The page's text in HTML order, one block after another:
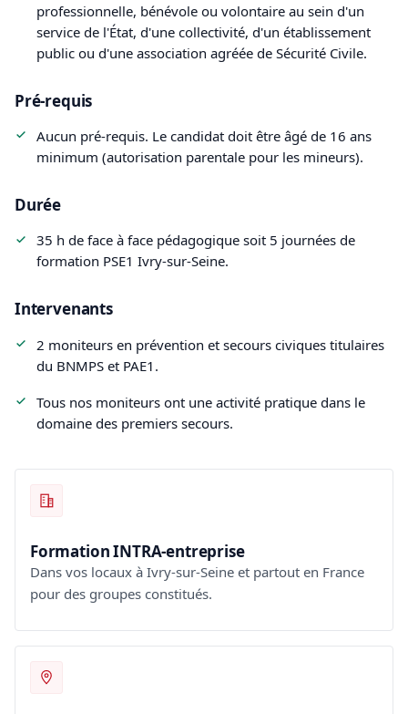
professionnelle, bénévole ou volontaire au sein d'un
service de l'État, d'une collectivité, d'un établissement
public ou d'une association agréée de Sécurité Civile.
Pré-requis
Aucun pré-requis. Le candidat doit être âgé de 16 ans
minimum (autorisation parentale pour les mineurs).
Durée
35 h de face à face pédagogique soit 5 journées de
formation PSE1 Ivry-sur-Seine.
Intervenants
2 moniteurs en prévention et secours civiques titulaires
du BNMPS et PAE1.
Tous nos moniteurs ont une activité pratique dans le
domaine des premiers secours.
Formation INTRA-entreprise
Dans vos locaux à Ivry-sur-Seine et partout en France
pour des groupes constitués.